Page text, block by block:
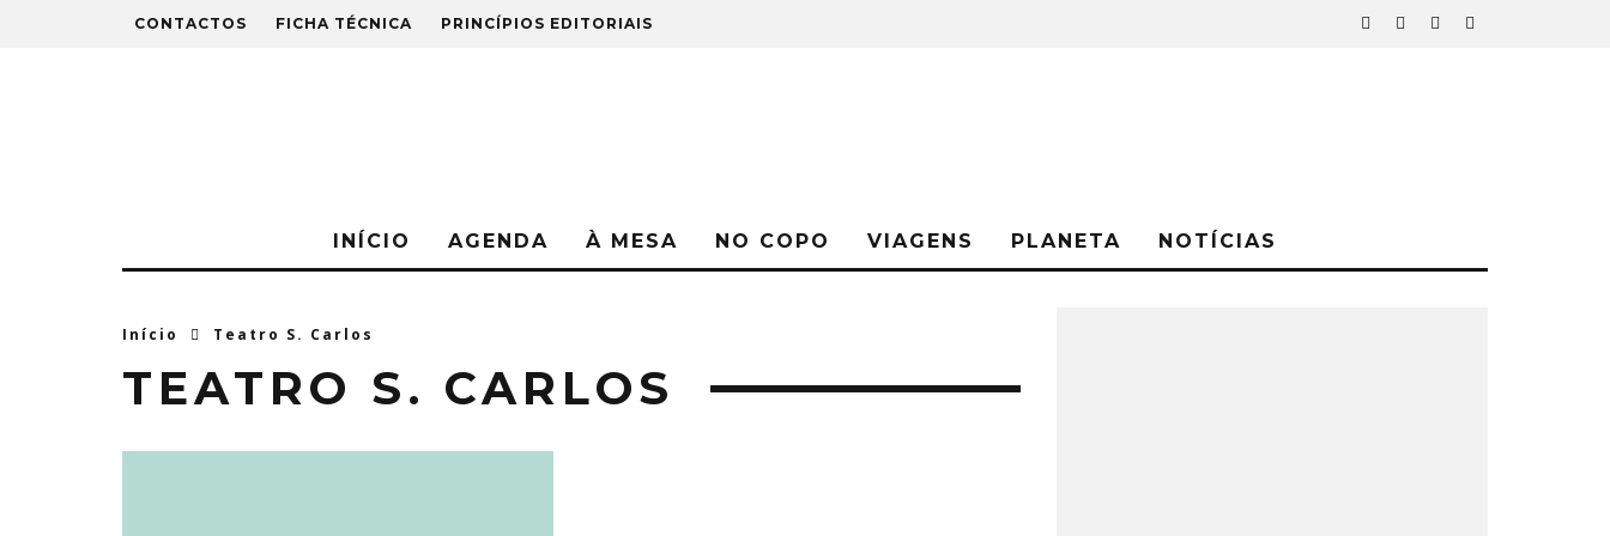
CONTACTOS FICHA TÉCNICA PRINCÍPIOS EDITORIAIS
INÍCIO AGENDA À MESA NO COPO VIAGENS PLANETA NOTÍCIAS
Início Teatro S. Carlos
TEATRO S. CARLOS